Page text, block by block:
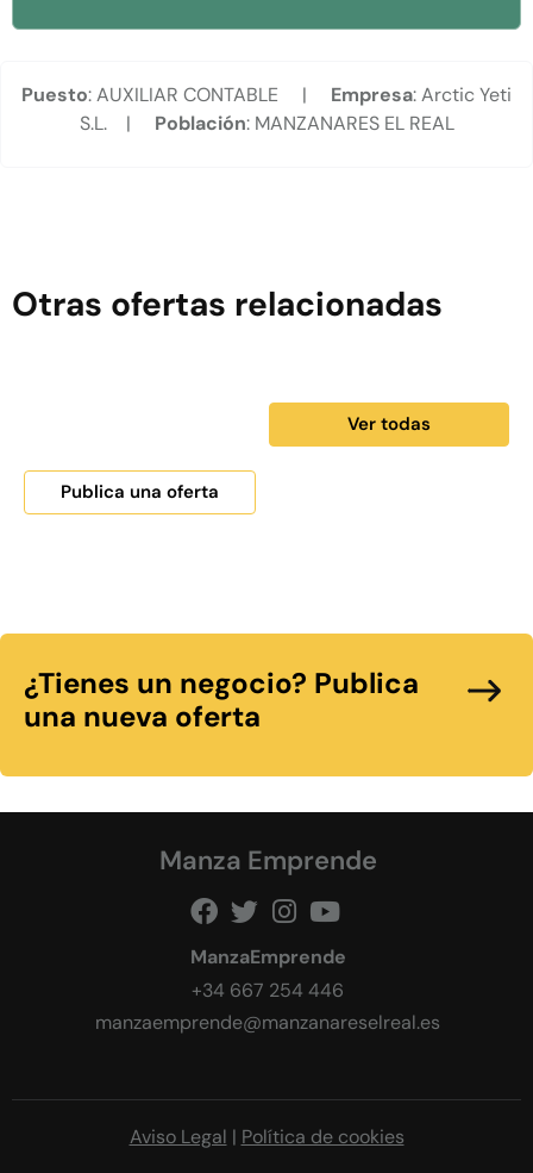
Puesto: AUXILIAR CONTABLE | Empresa: Arctic Yeti
S.L. | Población: MANZANARES EL REAL
Otras ofertas relacionadas
Ver todas
Publica una oferta
¿Tienes un negocio? Publica
una nueva oferta
Manza Emprende
ManzaEmprende
+34 667 254 446
manzaemprende@manzanareselreal.es
Aviso Legal | Política de cookies